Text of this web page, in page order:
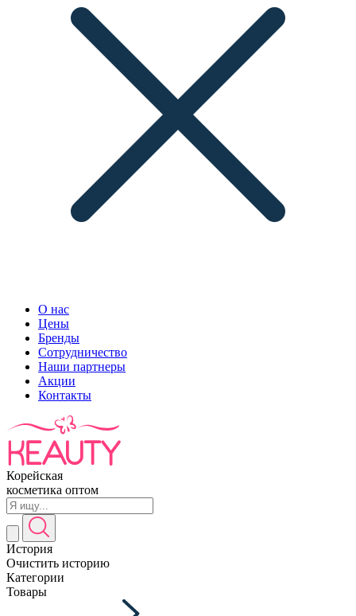
О нас
Цены
Бренды
Сотрудничество
Наши партнеры
Акции
Контакты
Корейская
косметика оптом
История
Очистить историю
Категории
Товары